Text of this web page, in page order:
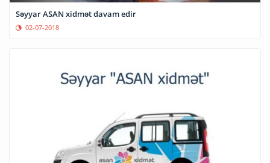
Səyyar ASAN xidmət davam edir
02-07-2018